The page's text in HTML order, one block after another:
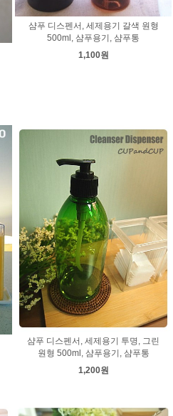
샴푸 디스펜서, 세제용기 갈색 원형
500ml, 샴푸용기, 샴푸통
1,100원
샴푸 디스펜서, 세제용기 투명, 그린
원형 500ml, 샴푸용기, 샴푸통
1,200원